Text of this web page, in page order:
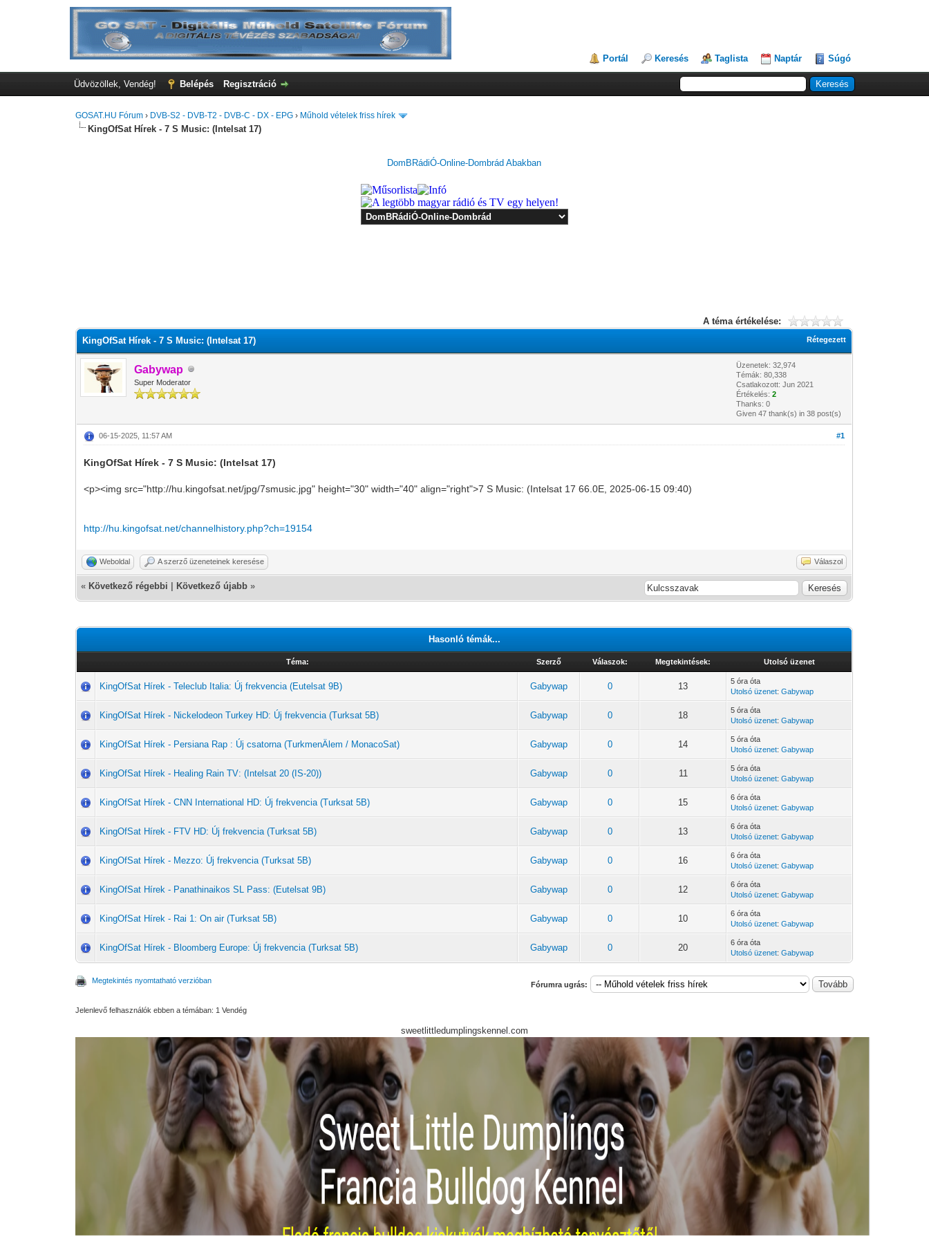
Portál Keresés Taglista Naptár Súgó
Üdvözöllek, Vendég! Belépés Regisztráció
GOSAT.HU Fórum › DVB-S2 - DVB-T2 - DVB-C - DX - EPG › Műhold vételek friss hírek
KingOfSat Hírek - 7 S Music: (Intelsat 17)
DomBRádiÓ-Online-Dombrád Abakban
A téma értékelése:
Rétegezett
KingOfSat Hírek - 7 S Music: (Intelsat 17)
Gabywap
Super Moderator
Üzenetek: 32,974
Témák: 80,338
Csatlakozott: Jun 2021
Értékelés:2
Thanks: 0
Given 47 thank(s) in 38 post(s)
#1
06-15-2025, 11:57 AM
KingOfSat Hírek - 7 S Music: (Intelsat 17)
<p><img src="http://hu.kingofsat.net/jpg/7smusic.jpg" height="30" width="40" align="right">7 S Music: (Intelsat 17 66.0E, 2025-06-15 09:40)
http://hu.kingofsat.net/channelhistory.php?ch=19154
Weboldal A szerző üzeneteinek keresése Válaszol
« Következő régebbi Következő újabb »
Hasonló témák...
Téma: Szerző Válaszok: Megtekintések: Utolsó üzenet
KingOfSat Hírek - Teleclub Italia: Új frekvencia (Eutelsat 9B) Gabywap 0 13
5 óra óta
Utolsó üzenet:Gabywap
KingOfSat Hírek - Nickelodeon Turkey HD: Új frekvencia (Turksat 5B) Gabywap 0 18
5 óra óta
Utolsó üzenet:Gabywap
KingOfSat Hírek - Persiana Rap : Új csatorna (TurkmenÄlem / MonacoSat) Gabywap 0 14
5 óra óta
Utolsó üzenet:Gabywap
KingOfSat Hírek - Healing Rain TV: (Intelsat 20 (IS-20)) Gabywap 0 11
5 óra óta
Utolsó üzenet:Gabywap
KingOfSat Hírek - CNN International HD: Új frekvencia (Turksat 5B) Gabywap 0 15
6 óra óta
Utolsó üzenet:Gabywap
KingOfSat Hírek - FTV HD: Új frekvencia (Turksat 5B) Gabywap 0 13
6 óra óta
Utolsó üzenet:Gabywap
KingOfSat Hírek - Mezzo: Új frekvencia (Turksat 5B) Gabywap 0 16
6 óra óta
Utolsó üzenet:Gabywap
KingOfSat Hírek - Panathinaikos SL Pass: (Eutelsat 9B) Gabywap 0 12
6 óra óta
Utolsó üzenet:Gabywap
KingOfSat Hírek - Rai 1: On air (Turksat 5B) Gabywap 0 10
6 óra óta
Utolsó üzenet:Gabywap
KingOfSat Hírek - Bloomberg Europe: Új frekvencia (Turksat 5B) Gabywap 0 20
6 óra óta
Utolsó üzenet:Gabywap
Megtekintés nyomtatható verzióban Fórumra ugrás:
Jelenlevő felhasználók ebben a témában: 1 Vendég
sweetlittledumplingskennel.com